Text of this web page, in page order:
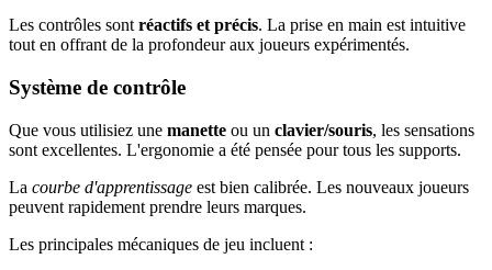
Les contrôles sontréactifs et précis. La prise en main est intuitive
tout en offrant de la profondeur aux joueurs expérimentés.
Système de contrôle
Que vous utilisiez une manette ou un clavier/souris, les sensations
sont excellentes. L'ergonomie a été pensée pour tous les supports.
La courbe d'apprentissage est bien calibrée. Les nouveaux joueurs
peuvent rapidement prendre leurs marques.
Les principales mécaniques de jeu incluent :